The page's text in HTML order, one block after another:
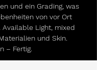
und ein Grading, was
von vor Ort
Light, mixed
und Skin.
– Fertig.